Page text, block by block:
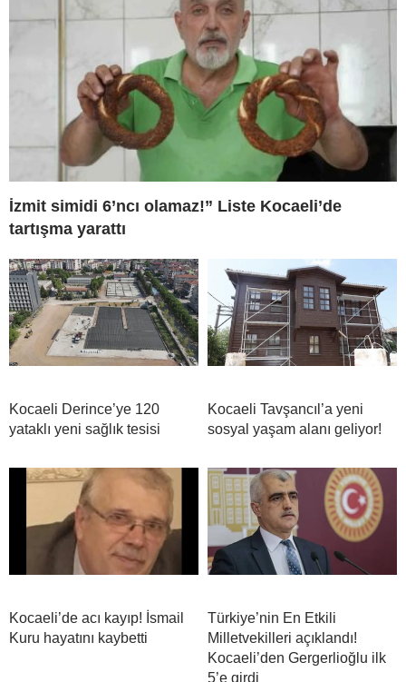
İzmit simidi 6’ncı olamaz!” Liste Kocaeli’de
tartışma yarattı
Kocaeli Derince’ye 120
yataklı yeni sağlık tesisi
Kocaeli Tavşancıl’a yeni
sosyal yaşam alanı geliyor!
Kocaeli’de acı kayıp! İsmail
Kuru hayatını kaybetti
Türkiye’nin En Etkili
Milletvekilleri açıklandı!
Kocaeli’den Gergerlioğlu ilk
5’e girdi